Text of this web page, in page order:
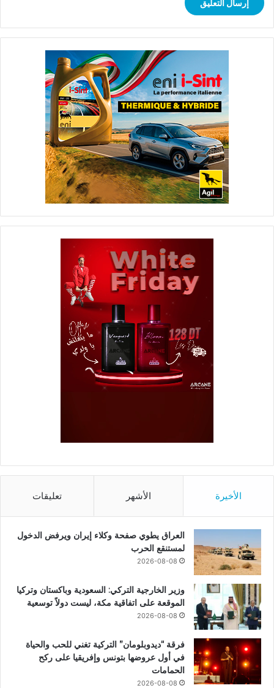
الأخيرة الأشهر تعليقات
العراق يطوي صفحة وكلاء إيران ويرفض الدخول
لمستنقع الحرب
2026-08-08
وزير الخارجية التركي: السعودية وباكستان وتركيا
الموقعة على اتفاقية مكة، ليست دولاً توسعية
2026-08-08
فرقة “ديدوبلومان” التركية تغني للحب والحياة
في أول عروضها بتونس وإفريقيا على ركح
الحمامات
2026-08-08